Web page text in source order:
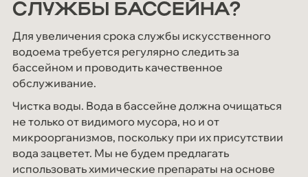
СЛУЖБЫ БАССЕЙНА?
Для увеличения срока службы искусственного
водоема требуется регулярно следить за
бассейном и проводить качественное
обслуживание.
Чистка воды. Вода в бассейне должна очищаться
не только от видимого мусора, но и от
микроорганизмов, поскольку при их присутствии
вода зацветет. Мы не будем предлагать
использовать химические препараты на основе